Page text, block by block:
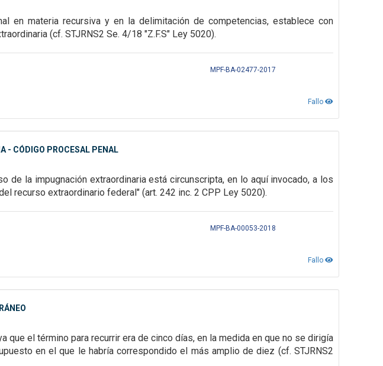
en materia recursiva y en la delimitación de competencias, establece con
(cf. STJRNS2 Se. 4/18 "Z.F.S" Ley 5020).
MPF-BA-02477-2017
Fallo
- CÓDIGO PROCESAL PENAL
de la impugnación extraordinaria está circunscripta, en lo aquí invocado, a los
recurso extraordinario federal" (art. 242 inc. 2 CPP Ley 5020).
MPF-BA-00053-2018
Fallo
que el término para recurrir era de cinco días, en la medida en que no se dirigía
en el que le habríacorrespondido el más amplio de diez (cf. STJRNS2